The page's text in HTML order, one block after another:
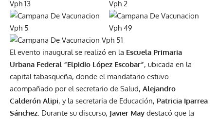
El evento inaugural se realizó en la Escuela Primaria
Urbana Federal “Elpidio López Escobar”, ubicada en la
capital tabasqueña, donde el mandatario estuvo
acompañado por el secretario de Salud, Alejandro
Calderón Alipi, y la secretaria de Educación, Patricia Iparrea
Sánchez. Durante su discurso, Javier May destacó que la